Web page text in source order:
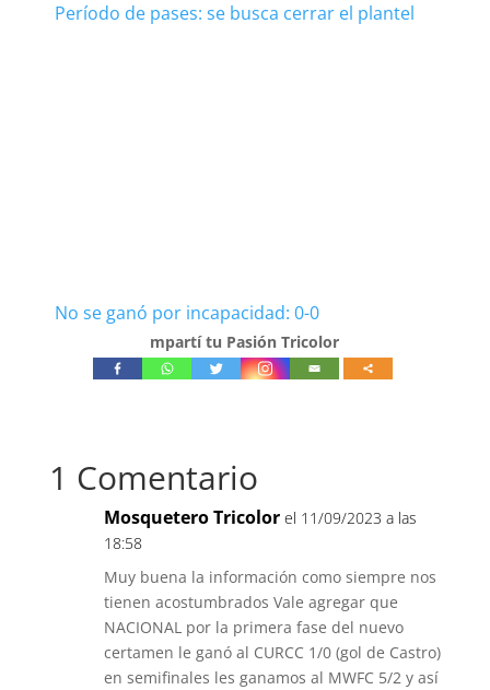
Período de pases: se busca cerrar el plantel
No se ganó por incapacidad: 0-0
mpartí tu Pasión Tricolor
1 Comentario
Mosquetero Tricolor el 11/09/2023 a las
18:58
Muy buena la información como siempre nos
tienen acostumbrados Vale agregar que
NACIONAL por la primera fase del nuevo
certamen le ganó al CURCC 1/0 (gol de Castro)
en semifinales les ganamos al MWFC 5/2 y así